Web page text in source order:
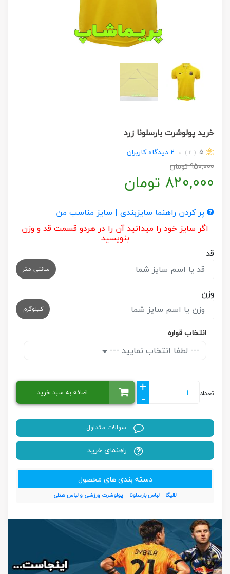
خرید پولوشرت بارسلونا زرد
5
( 2 )
2 دیدگاه کاربران
950,000تومان
820,000 تومان
پر کردن راهنما سایزبندی | سایز مناسب من
اگر سایز خود را میدانید آن را در هردو قسمت قد و وزن
بنویسید
قد
سانتی متر
وزن
کیلوگرم
انتخاب قواره
--- لطفا انتخاب نمایید ---
تعداد
+
-
اضافه به سبد خرید
سوالات متداول
راهنمای خرید
دسته بندی های محصول
لالیگا لباس بارسلونا پولوشرت ورزشی و لباس هتلی